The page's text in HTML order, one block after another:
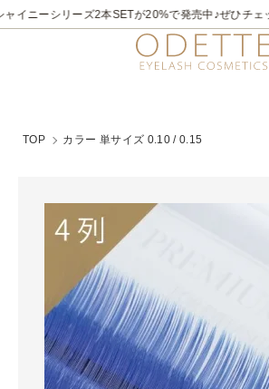
2026/7/21～8/31✨✨煌めく夏。ラメライナーキ
TOP カラー 単サイズ 0.10 / 0.15